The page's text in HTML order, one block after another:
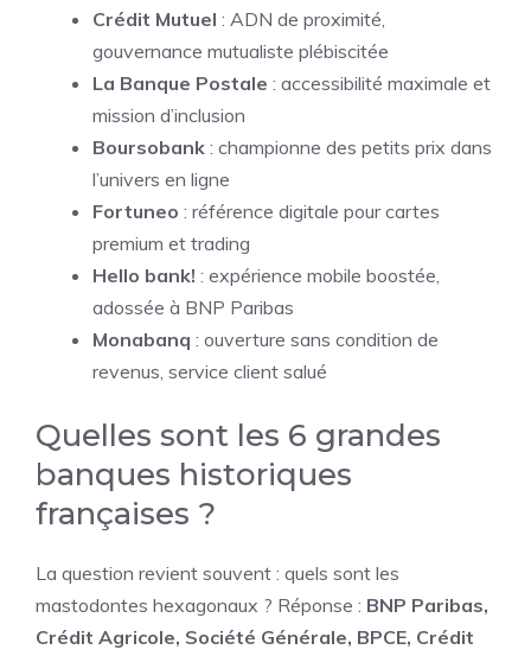
Crédit Mutuel : ADN de proximité,
gouvernance mutualiste plébiscitée
La Banque Postale : accessibilité maximale et
mission d’inclusion
Boursobank : championne des petits prix dans
l’univers en ligne
Fortuneo : référence digitale pour cartes
premium et trading
Hello bank! : expérience mobile boostée,
adossée à BNP Paribas
Monabanq : ouverture sans condition de
revenus, service client salué
Quelles sont les 6 grandes
banques historiques
françaises ?
La question revient souvent : quels sont les
mastodontes hexagonaux ? Réponse : BNP Paribas,
Crédit Agricole, Société Générale, BPCE, Crédit